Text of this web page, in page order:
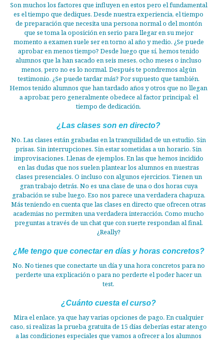
Son muchos los factores que influyen en estos pero el fundamental
es el tiempo que dediques. Desde nuestra experiencia, el tiempo
de preparación que necesita una persona normal o del montón
que se toma la oposición en serio para llegar en su mejor
momento a examen suele ser en torno al año y medio. ¿Se puede
aprobar en menos tiempo? Desde luego que sí, hemos tenido
alumnos que la han sacado en seis meses, ocho meses o incluso
menos, pero no es lo normal. Después te pondremos algún
testimonio. ¿Se puede tardar más? Por supuesto que también.
Hemos tenido alumnos que han tardado años y otros que no llegan
a aprobar, pero generalmente obedece al factor principal: el
tiempo de dedicación.
¿Las clases son en directo?
No. Las clases están grabadas en la tranquilidad de un estudio. Sin
prisas. Sin interrupciones. Sin estar sometidas a un horario. Sin
improvisaciones. Llenas de ejemplos. En las que hemos incidido
en las dudas que nos suelen plantear los alumnos en nuestras
clases presenciales. O incluso con algunos ejercicios. Tienen un
gran trabajo detrás. No es una clase de una o dos horas cuya
grabación se sube luego. Eso nos parece una verdadera chapuza.
Más teniendo en cuenta que las clases en directo que ofrecen otras
academias no permiten una verdadera interacción. Como mucho
preguntas a través de un chat que con suerte respondan al final.
¿Really?
¿Me tengo que conectar en días y horas concretos?
No. No tienes que conectarte un día y una hora concretos para no
perderte una explicación o para no perderte el poder hacer un
test.
¿Cuánto cuesta el curso?
Mira el enlace, ya que hay varias opciones de pago. En cualquier
caso, si realizas la prueba gratuita de 15 días deberías estar atengo
a las condiciones especiales que vamos a ofrecer a los alumnos